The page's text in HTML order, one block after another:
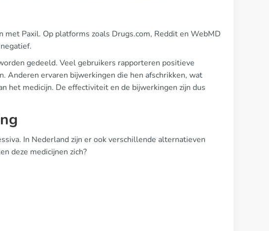
Paxil. Op platforms zoals Drugs.com, Reddit en WebMD
gedeeld. Veel gebruikers rapporteren positieve
Anderen ervaren bijwerkingen die hen afschrikken, wat
het medicijn. De effectiviteit en de bijwerkingen zijn dus
In Nederland zijn er ook verschillende alternatieven
deze medicijnen zich?